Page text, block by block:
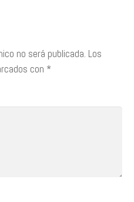
no será publicada. Los
con *